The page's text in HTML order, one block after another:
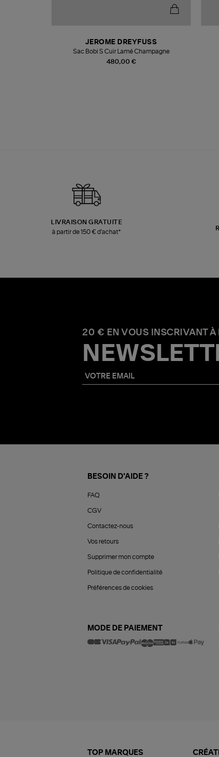
480,00 €
JEROME DREYFUSS
Sac Bobi S Cuir Lamé Champagne
LIVRAISON GRATUITE
à partir de 150 € d'achat*
20 € EN VOUS INSCRIVANT À
BESOIN D'AIDE ?
FAQ
CGV
Contactez-nous
Vos retours
Supprimer mon compte
Politique de confidentialité
Préférences de cookies
MODE DE PAIEMENT
TOP MARQUES